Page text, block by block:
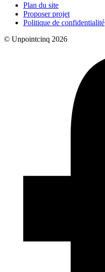
Plan du site
Proposer projet
Politique de confidentialité
© Unpointcinq 2026